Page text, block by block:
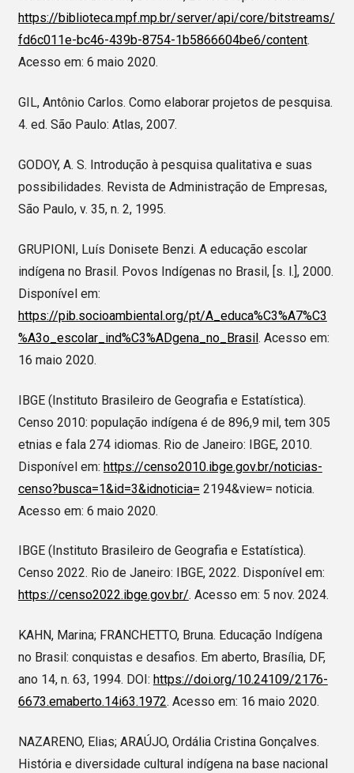
https://biblioteca.mpf.mp.br/server/api/core/bitstreams/
fd6c011e-bc46-439b-8754-1b5866604be6/content.
Acesso em: 6 maio 2020.
GIL, Antônio Carlos. Como elaborar projetos de pesquisa.
4. ed. São Paulo: Atlas, 2007.
GODOY, A. S. Introdução à pesquisa qualitativa e suas
possibilidades. Revista de Administração de Empresas,
São Paulo, v. 35, n. 2, 1995.
GRUPIONI, Luís Donisete Benzi. A educação escolar
indígena no Brasil. Povos Indígenas no Brasil, [s. l.], 2000.
Disponível em:
https://pib.socioambiental.org/pt/A_educa%C3%A7%C3
%A3o_escolar_ind%C3%ADgena_no_Brasil. Acesso em:
16 maio 2020.
IBGE (Instituto Brasileiro de Geografia e Estatística).
Censo 2010: população indígena é de 896,9 mil, tem 305
etnias e fala 274 idiomas. Rio de Janeiro: IBGE, 2010.
Disponível em: https://censo2010.ibge.gov.br/noticias-
censo?busca=1&id=3&idnoticia= 2194&view= noticia.
Acesso em: 6 maio 2020.
IBGE (Instituto Brasileiro de Geografia e Estatística).
Censo 2022. Rio de Janeiro: IBGE, 2022. Disponível em:
https://censo2022.ibge.gov.br/. Acesso em: 5 nov. 2024.
KAHN, Marina; FRANCHETTO, Bruna. Educação Indígena
no Brasil: conquistas e desafios. Em aberto, Brasília, DF,
ano 14, n. 63, 1994. DOI: https://doi.org/10.24109/2176-
6673.emaberto.14i63.1972. Acesso em: 16 maio 2020.
NAZARENO, Elias; ARAÚJO, Ordália Cristina Gonçalves.
História e diversidade cultural indígena na base nacional